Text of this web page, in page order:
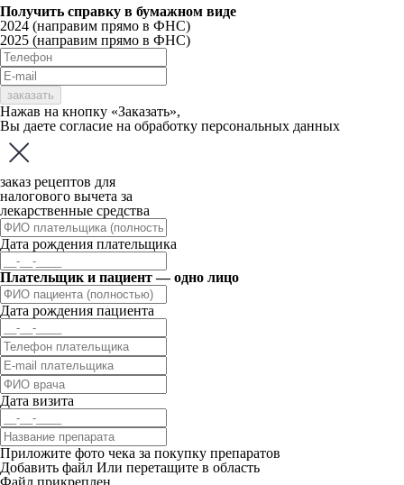
Получить справку в бумажном виде
2024 (направим прямо в ФНС)
2025 (направим прямо в ФНС)
заказать
Нажав на кнопку «Заказать»,
Вы даете согласие на обработку персональных данных
заказ рецептов для
налогового вычета за
лекарственные средства
Дата рождения плательщика
Плательщик и пациент — одно лицо
Дата рождения пациента
Дата визита
Приложите фото чека за покупку препаратов
Добавить файл Или перетащите в область
Файл прикреплен